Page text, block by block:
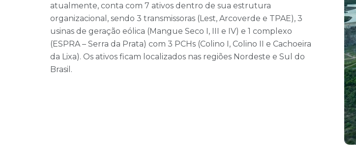
atualmente, conta com 7 ativos dentro de sua estrutura
organizacional, sendo 3 transmissoras (Lest, Arcoverde e TPAE), 3
usinas de geração eólica (Mangue Seco I, III e IV) e 1 complexo
(ESPRA – Serra da Prata) com 3 PCHs (Colino I, Colino II e Cachoeira
da Lixa). Os ativos ficam localizados nas regiões Nordeste e Sul do
Brasil.